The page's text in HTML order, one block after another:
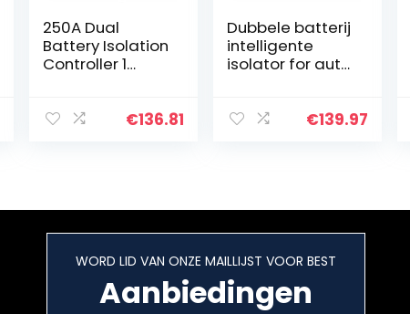
250A Dual
Battery Isolation
Controller 1
Isolation Relay
€136.81
Dubbele batterij
intelligente
isolator for auto
algemene€139.97
WORD LID VAN ONZE MAILLIJST VOOR BEST
Aanbiedingen